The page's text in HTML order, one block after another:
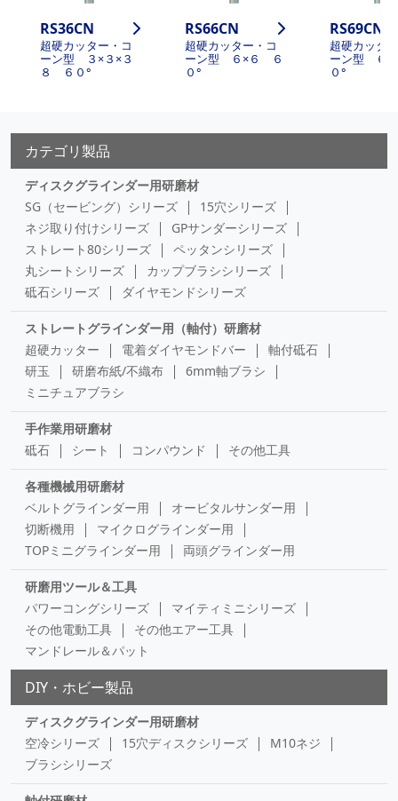
RS36CN
超硬カッター・コ
ーン型 ３×３×３
８ ６０°
RS66CN
超硬カッター・コ
ーン型 ６×６ ６
０°
RS69CN
超硬カッタ
ーン型 ６
０°
カテゴリ製品
ディスクグラインダー用研磨材
SG（セービング）シリーズ
15穴シリーズ
ネジ取り付けシリーズ
GPサンダーシリーズ
ストレート80シリーズ
ペッタンシリーズ
丸シートシリーズ
カップブラシシリーズ
砥石シリーズ
ダイヤモンドシリーズ
ストレートグラインダー用（軸付）研磨材
超硬カッター
電着ダイヤモンドバー
軸付砥石
研玉
研磨布紙/不織布
6mm軸ブラシ
ミニチュアブラシ
手作業用研磨材
砥石
シート コンパウンド その他工具
各種機械用研磨材
ベルトグラインダー用
オービタルサンダー用
切断機用
マイクログラインダー用
TOPミニグラインダー用
両頭グラインダー用
研磨用ツール＆工具
パワーコングシリーズ
マイティミニシリーズ
その他電動工具
その他エアー工具
マンドレール＆パット
DIY・ホビー製品
ディスクグラインダー用研磨材
空冷シリーズ
15穴ディスクシリーズ
M10ネジ
ブラシシリーズ